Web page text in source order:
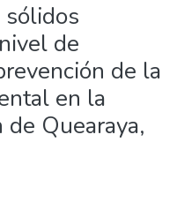
sólidos
de
de la
en la
de Quearaya,